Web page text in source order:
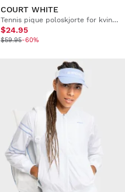
COURT WHITE
Tennis pique poloskjorte for kvinner
$24.95
$59.95-60%